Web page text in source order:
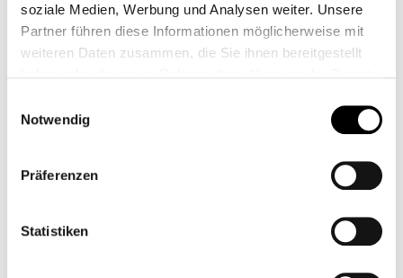
soziale Medien, Werbung und Analysen weiter. Unsere
Partner führen diese Informationen möglicherweise mit
weiteren Daten zusammen, die Sie ihnen bereitgestellt
Notwendig
Präferenzen
Statistiken
De 89,99 €* De29,95 €*